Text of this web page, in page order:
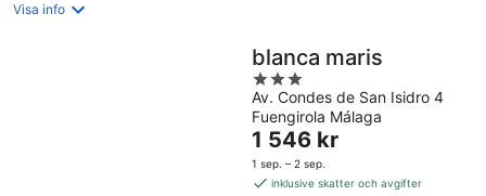
Visa info
blanca maris
3
out
of
5
Av. Condes de San Isidro 4
Fuengirola Málaga
Priset
är
1 546 kr
1 546 kr
1 sep. – 2 sep.
inklusive skatter och avgifter